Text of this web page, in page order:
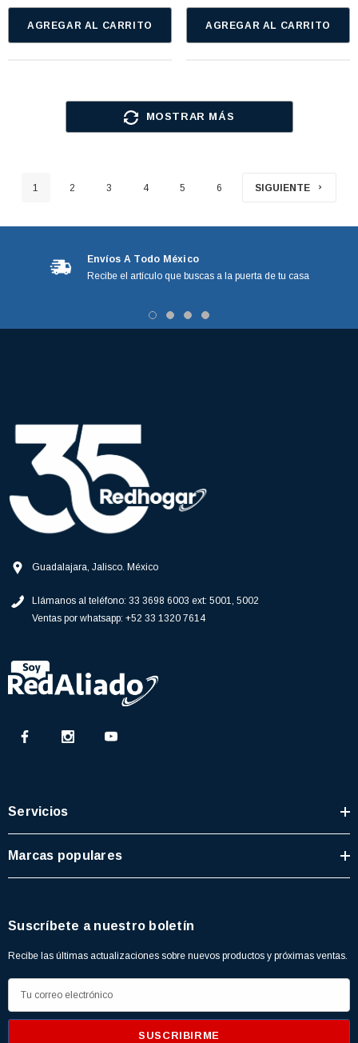
AGREGAR AL CARRITO AGREGAR AL CARRITO
MOSTRAR MÁS
1 2 3 4 5 6 SIGUIENTE
Envíos A Todo México
Recibe el artículo que buscas a la puerta de tu casa
Guadalajara, Jalisco. México
Llámanos al teléfono: 33 3698 6003 ext: 5001, 5002
Ventas por whatsapp: +52 33 1320 7614
Servicios
Marcas populares
Suscríbete a nuestro boletín
Recibe las últimas actualizaciones sobre nuevos productos y próximas ventas.
i